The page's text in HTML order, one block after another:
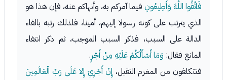
فَاتَّقُوا اللَّهَ وَأَطِيعُونِ فيما آمركم به، وأنهاكم عنه، فإن هذا هو
الذي يترتب على كونه رسولا إليهم، أمينا، فلذلك رتبه بالفاء
الدالة على السبب، فذكر السبب الموجب، ثم ذكر انتفاء
المانع فقال: وَمَا أَسْأَلُكُمْ عَلَيْهِ مِنْ أَجْرٍ.
فتتكلفون من المغرم الثقيل، إِنْ أَجْرِيَ إِلا عَلَى رَبِّ الْعَالَمِينَ